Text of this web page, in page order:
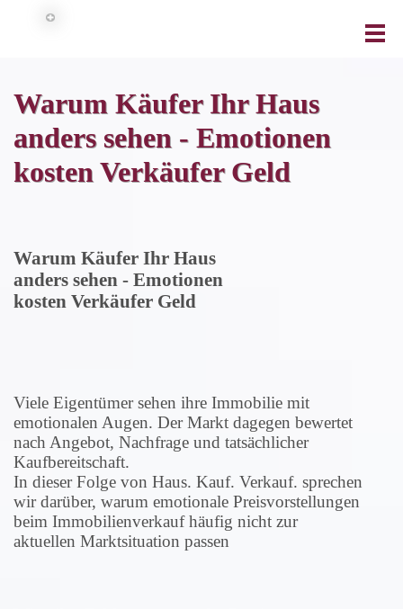
Warum Käufer Ihr Haus
anders sehen - Emotionen
kosten Verkäufer Geld
Warum Käufer Ihr Haus
anders sehen - Emotionen
kosten Verkäufer Geld
Viele Eigentümer sehen ihre Immobilie mit
emotionalen Augen. Der Markt dagegen bewertet
nach Angebot, Nachfrage und tatsächlicher
Kaufbereitschaft.
In dieser Folge von Haus. Kauf. Verkauf. sprechen
wir darüber, warum emotionale Preisvorstellungen
beim Immobilienverkauf häufig nicht zur
aktuellen Marktsituation passen